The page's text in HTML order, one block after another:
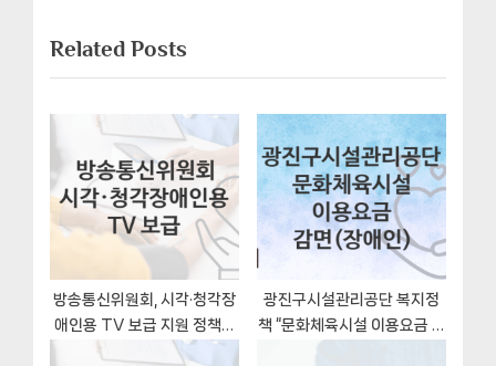
게
이
o
u
o
s
t
P
o
t
Related Posts
방송통신위원회, 시각·청각장
애인용 TV 보급 지원 정책정
리, 신청 구비서류와 일정
광진구시설관리공단 복지정
책 “문화체육시설 이용요금 감